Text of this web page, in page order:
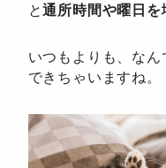
と通所時間や曜日を
いつもよりも、な
できちゃいますね。